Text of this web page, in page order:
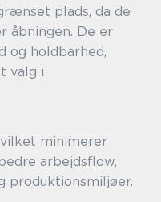
plads, da de
åbningen. De er
og holdbarhed,
valg i
minimerer
arbejdsflow,
produktionsmiljøer.